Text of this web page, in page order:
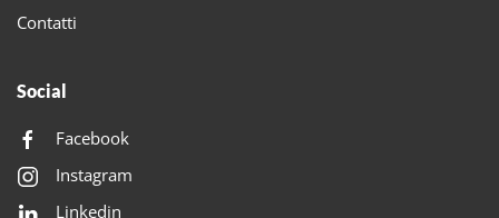
Contatti
Social
Facebook
Instagram
Linkedin